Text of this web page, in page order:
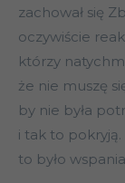
zachował się
oczywiście
którzy
że nie muszę
by nie była
i tak to
to było